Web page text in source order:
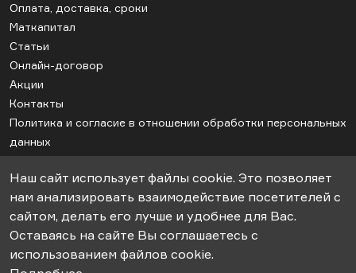
Оплата, доставка, сроки
Маткапитал
Статьи
Онлайн-договор
Акции
Контакты
Политика и согласие в отношении обработки персональных
данных
Соглашение об использовании cookie
Карта сайта
© 2018-2026гг. ООО «СК-Апрель». Строительство дачных домов под
ключ.
Наш сайт использует файлы cookie. Это позволяет
нам анализировать взаимодействие посетителей с
сайтом, делать его лучше и удобнее для Вас.
Оставаясь на сайте Вы соглашаетесь с
использованием файлов cookie.